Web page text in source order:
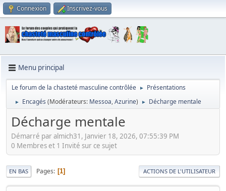
Connexion Inscrivez-vous
Menu principal
Le forum de la chasteté masculine contrôlée ► Présentations
► Encagés (Modérateurs: Messoa,Azurine) ► Décharge mentale
Décharge mentale
Démarré par almich31, Janvier 18, 2026, 07:55:39 PM
0 Membres et 1 Invité sur ce sujet
EN BAS Pages 1 ACTIONS DE L'UTILISATEUR